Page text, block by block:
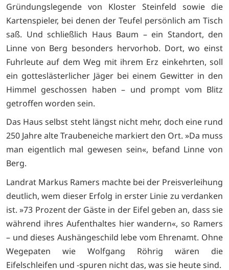
Gründungslegende von Kloster Steinfeld sowie die
Kartenspieler, bei denen der Teufel persönlich am Tisch
saß. Und schließlich Haus Baum – ein Standort, den
Linne von Berg besonders hervorhob. Dort, wo einst
Fuhrleute auf dem Weg mit ihrem Erz einkehrten, soll
ein gotteslästerlicher Jäger bei einem Gewitter in den
Himmel geschossen haben – und prompt vom Blitz
getroffen worden sein.
Das Haus selbst steht längst nicht mehr, doch eine rund
250 Jahre alte Traubeneiche markiert den Ort. »Da muss
man eigentlich mal gewesen sein«, befand Linne von
Berg.
Landrat Markus Ramers machte bei der Preisverleihung
deutlich, wem dieser Erfolg in erster Linie zu verdanken
ist. »73 Prozent der Gäste in der Eifel geben an, dass sie
während ihres Aufenthaltes hier wandern«, so Ramers
– und dieses Aushängeschild lebe vom Ehrenamt. Ohne
Wegepaten wie Wolfgang Röhrig wären die
Eifelschleifen und -spuren nicht das, was sie heute sind.